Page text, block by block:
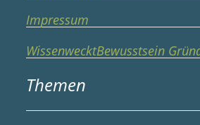
Impressum
WissenwecktBewusstsein
Themen